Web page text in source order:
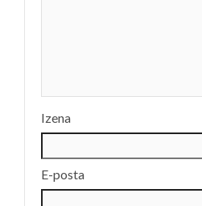
Izena
E-posta